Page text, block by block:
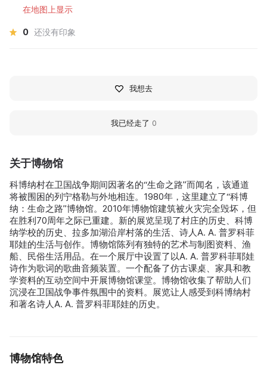
关于博物馆
科博纳村在卫国战争期间因著名的“生命之路”而闻名，该通道
将被围困的列宁格勒与外地相连。1980年，这里建立了“科博
纳：生命之路”博物馆。2010年博物馆建筑被火灾完全毁坏，但
在胜利70周年之际已重建。新的展览呈现了村庄的历史、科博
纳学校的历史、拉多加湖沿岸村落的生活、诗人A. A. 普罗科菲
耶娃的生活与创作。博物馆陈列有独特的艺术与制图资料、渔
船、民俗生活用品。在一个展厅中设置了以A. A. 普罗科菲耶娃
诗作为歌词的歌曲音频装置。一个配备了仿古课桌、家具和教
学资料的互动空间中开展博物馆课堂。博物馆收集了帮助人们
沉浸在卫国战争事件氛围中的资料。展览让人感受到科博纳村
和著名诗人A. A. 普罗科菲耶娃的历史。
博物馆特色
在地图上显示
0 还没有印象
我想去
我已经走了 0